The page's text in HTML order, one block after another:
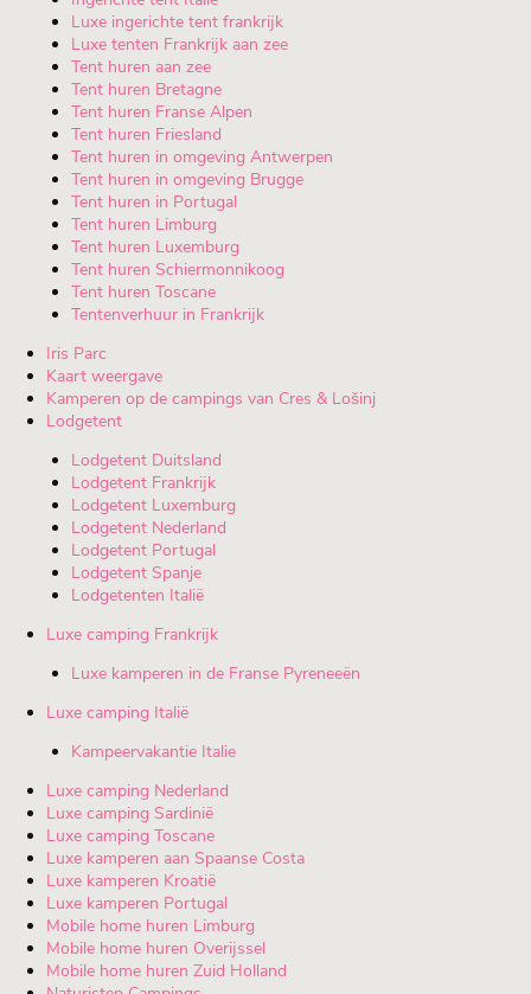
Luxe ingerichte tent frankrijk
Luxe tenten Frankrijk aan zee
Tent huren aan zee
Tent huren Bretagne
Tent huren Franse Alpen
Tent huren Friesland
Tent huren in omgeving Antwerpen
Tent huren in omgeving Brugge
Tent huren in Portugal
Tent huren Limburg
Tent huren Luxemburg
Tent huren Schiermonnikoog
Tent huren Toscane
Tentenverhuur in Frankrijk
Iris Parc
Kaart weergave
Kamperen op de campings van Cres & Lošinj
Lodgetent
Lodgetent Duitsland
Lodgetent Frankrijk
Lodgetent Luxemburg
Lodgetent Nederland
Lodgetent Portugal
Lodgetent Spanje
Lodgetenten Italië
Luxe camping Frankrijk
Luxe kamperen in de Franse Pyreneeën
Luxe camping Italië
Kampeervakantie Italie
Luxe camping Nederland
Luxe camping Sardinië
Luxe camping Toscane
Luxe kamperen aan Spaanse Costa
Luxe kamperen Kroatië
Luxe kamperen Portugal
Mobile home huren Limburg
Mobile home huren Overijssel
Mobile home huren Zuid Holland